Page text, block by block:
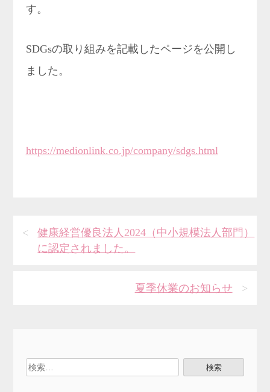
す。
SDGsの取り組みを記載したページを公開し
ました。
https://medionlink.co.jp/company/sdgs.html
投
稿
ナ
ー
シ
健康経営優良法人2024（中小規模法人部門）
に認定されました。
夏季休業のお知らせ
索: